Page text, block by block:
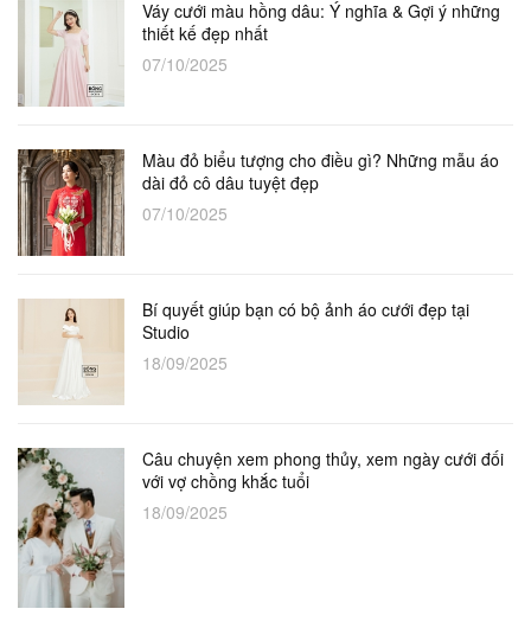
Váy cưới màu hồng dâu: Ý nghĩa & Gợi ý những
thiết kế đẹp nhất
07/10/2025
Màu đỏ biểu tượng cho điều gì? Những mẫu áo
dài đỏ cô dâu tuyệt đẹp
07/10/2025
Bí quyết giúp bạn có bộ ảnh áo cưới đẹp tại
Studio
18/09/2025
Câu chuyện xem phong thủy, xem ngày cưới đối
với vợ chồng khắc tuổi
18/09/2025